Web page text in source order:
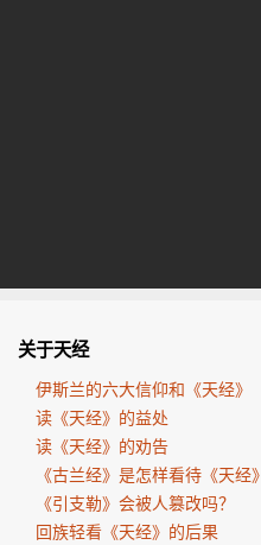
关于天经
伊斯兰的六大信仰和《天经》
读《天经》的益处
读《天经》的劝告
《古兰经》是怎样看待《天经》
《引支勒》会被人篡改吗？
回族轻看《天经》的后果